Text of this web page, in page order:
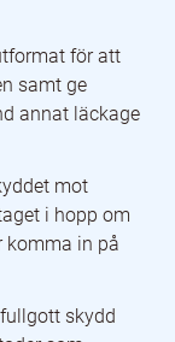
för att
samt ge
annat läckage
mot
i hopp om
komma in på
skydd